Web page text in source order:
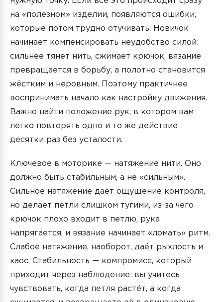
на «полезном» изделии, появляются ошибки,
которые потом трудно отучивать. Новичок
начинает компенсировать неудобство силой:
сильнее тянет нить, сжимает крючок, вязание
превращается в борьбу, а полотно становится
жёстким и неровным. Поэтому практичнее
воспринимать начало как настройку движения.
Важно найти положение рук, в котором вам
легко повторять одно и то же действие
десятки раз без усталости.
Ключевое в моторике — натяжение нити. Оно
должно быть стабильным, а не «сильным».
Сильное натяжение даёт ощущение контроля,
но делает петли слишком тугими, из-за чего
крючок плохо входит в петлю, рука
напрягается, и вязание начинает «ломать» ритм.
Слабое натяжение, наоборот, даёт рыхлость и
хаос. Стабильность — компромисс, который
приходит через наблюдение: вы учитесь
чувствовать, когда петля растёт, а когда